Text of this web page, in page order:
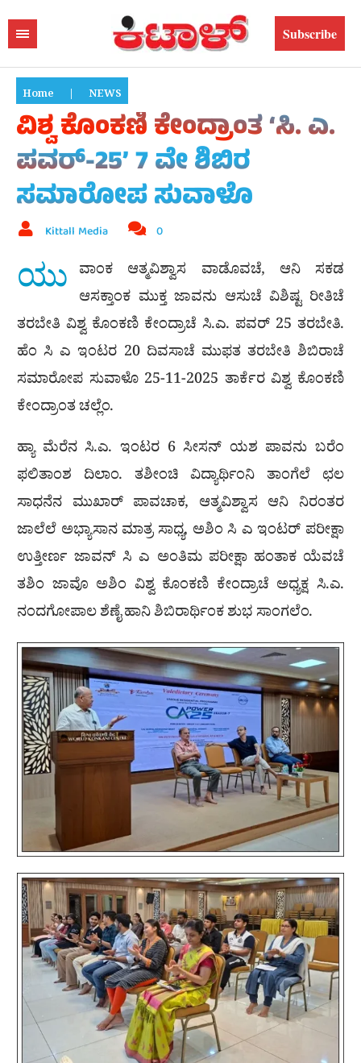
Subscribe
Home | NEWS
ವಿಶ್ವ ಕೊಂಕಣಿ ಕೇಂದ್ರಾಂತ ‘ಸಿ. ಎ.
ಪವರ್-25’ 7 ವೇ ಶಿಬಿರ
ಸಮಾರೋಪ ಸುವಾಳೊ
Kittall Media 0
ಯು ವಾಂಕ ಆತ್ಮವಿಶ್ವಾಸ ವಾಡೊವಚೆ, ಆನಿ ಸಕಡ
ಆಸಕ್ತಾಂಕ ಮುಕ್ತ ಜಾವನು ಆಸುಚೆ ವಿಶಿಷ್ಟ ರೀತಿಚೆ
ತರಬೇತಿ ವಿಶ್ವ ಕೊಂಕಣಿ ಕೇಂದ್ರಾಚೆ ಸಿ.ಎ. ಪವರ್ 25 ತರಬೇತಿ.
ಹೆಂ ಸಿ ಎ ಇಂಟರ 20 ದಿವಸಾಚೆ ಮುಫತ ತರಬೇತಿ ಶಿಬಿರಾಚೆ
ಸಮಾರೋಪ ಸುವಾಳೊ 25-11-2025 ತಾರ್ಕೆರ ವಿಶ್ವ ಕೊಂಕಣಿ
ಕೇಂದ್ರಾಂತ ಚಲ್ಲೆಂ.
ಹ್ಯಾ ಮೆರೆನ ಸಿ.ಎ. ಇಂಟರ 6 ಸೀಸನ್ ಯಶ ಪಾವನು ಬರೆಂ
ಫಲಿತಾಂಶ ದಿಲಾಂ. ತಶೀಂಚಿ ವಿದ್ಯಾರ್ಥಿಂನಿ ತಾಂಗೆಲೆ ಛಲ
ಸಾಧನೆನ ಮುಖಾರ್‍ ಪಾವಚಾಕ, ಆತ್ಮವಿಶ್ವಾಸ ಆನಿ ನಿರಂತರ
ಜಾಲೆಲೆ ಅಭ್ಯಾಸಾನ ಮಾತ್ರ ಸಾಧ್ಯ, ಅಶಿಂ ಸಿ ಎ ಇಂಟರ್ ಪರೀಕ್ಷಾ
ಉತ್ತೀರ್ಣ ಜಾವನ್ ಸಿ ಎ ಅಂತಿಮ ಪರೀಕ್ಷಾ ಹಂತಾಕ ಯೆವಚೆ
ತಶಿಂ ಜಾವೊ ಅಶಿಂ ವಿಶ್ವ ಕೊಂಕಣಿ ಕೇಂದ್ರಾಚೆ ಅಧ್ಯಕ್ಷ ಸಿ.ಎ.
ನಂದಗೋಪಾಲ ಶೆಣೈ ಹಾನಿ ಶಿಬಿರಾರ್ಥಿಂಕ ಶುಭ ಸಾಂಗಲೆಂ.